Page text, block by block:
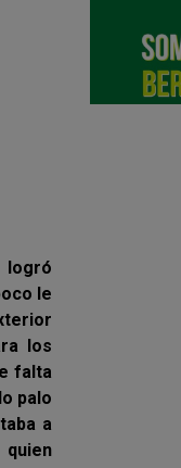
le
los
falta
palo
a